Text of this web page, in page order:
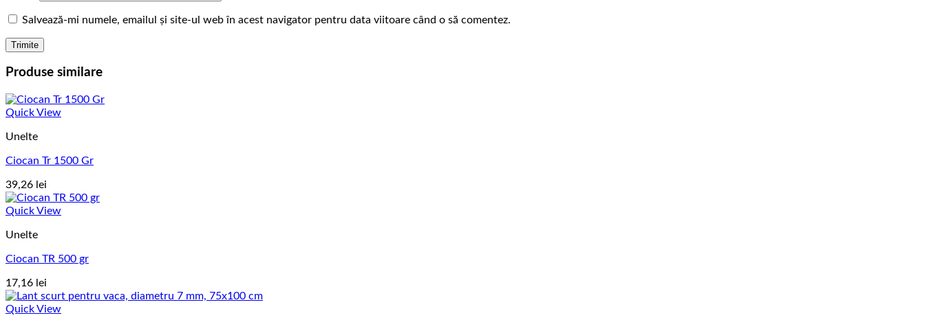
Salvează-mi numele, emailul și site-ul web în acest navigator pentru data viitoare când o să comentez.
Produse similare
Quick View
Unelte
Ciocan Tr 1500 Gr
39,26 lei
Quick View
Unelte
Ciocan TR 500 gr
17,16 lei
Quick View